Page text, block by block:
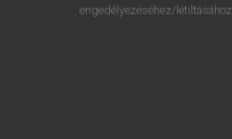
engedélyezéséhez/letiltásához.